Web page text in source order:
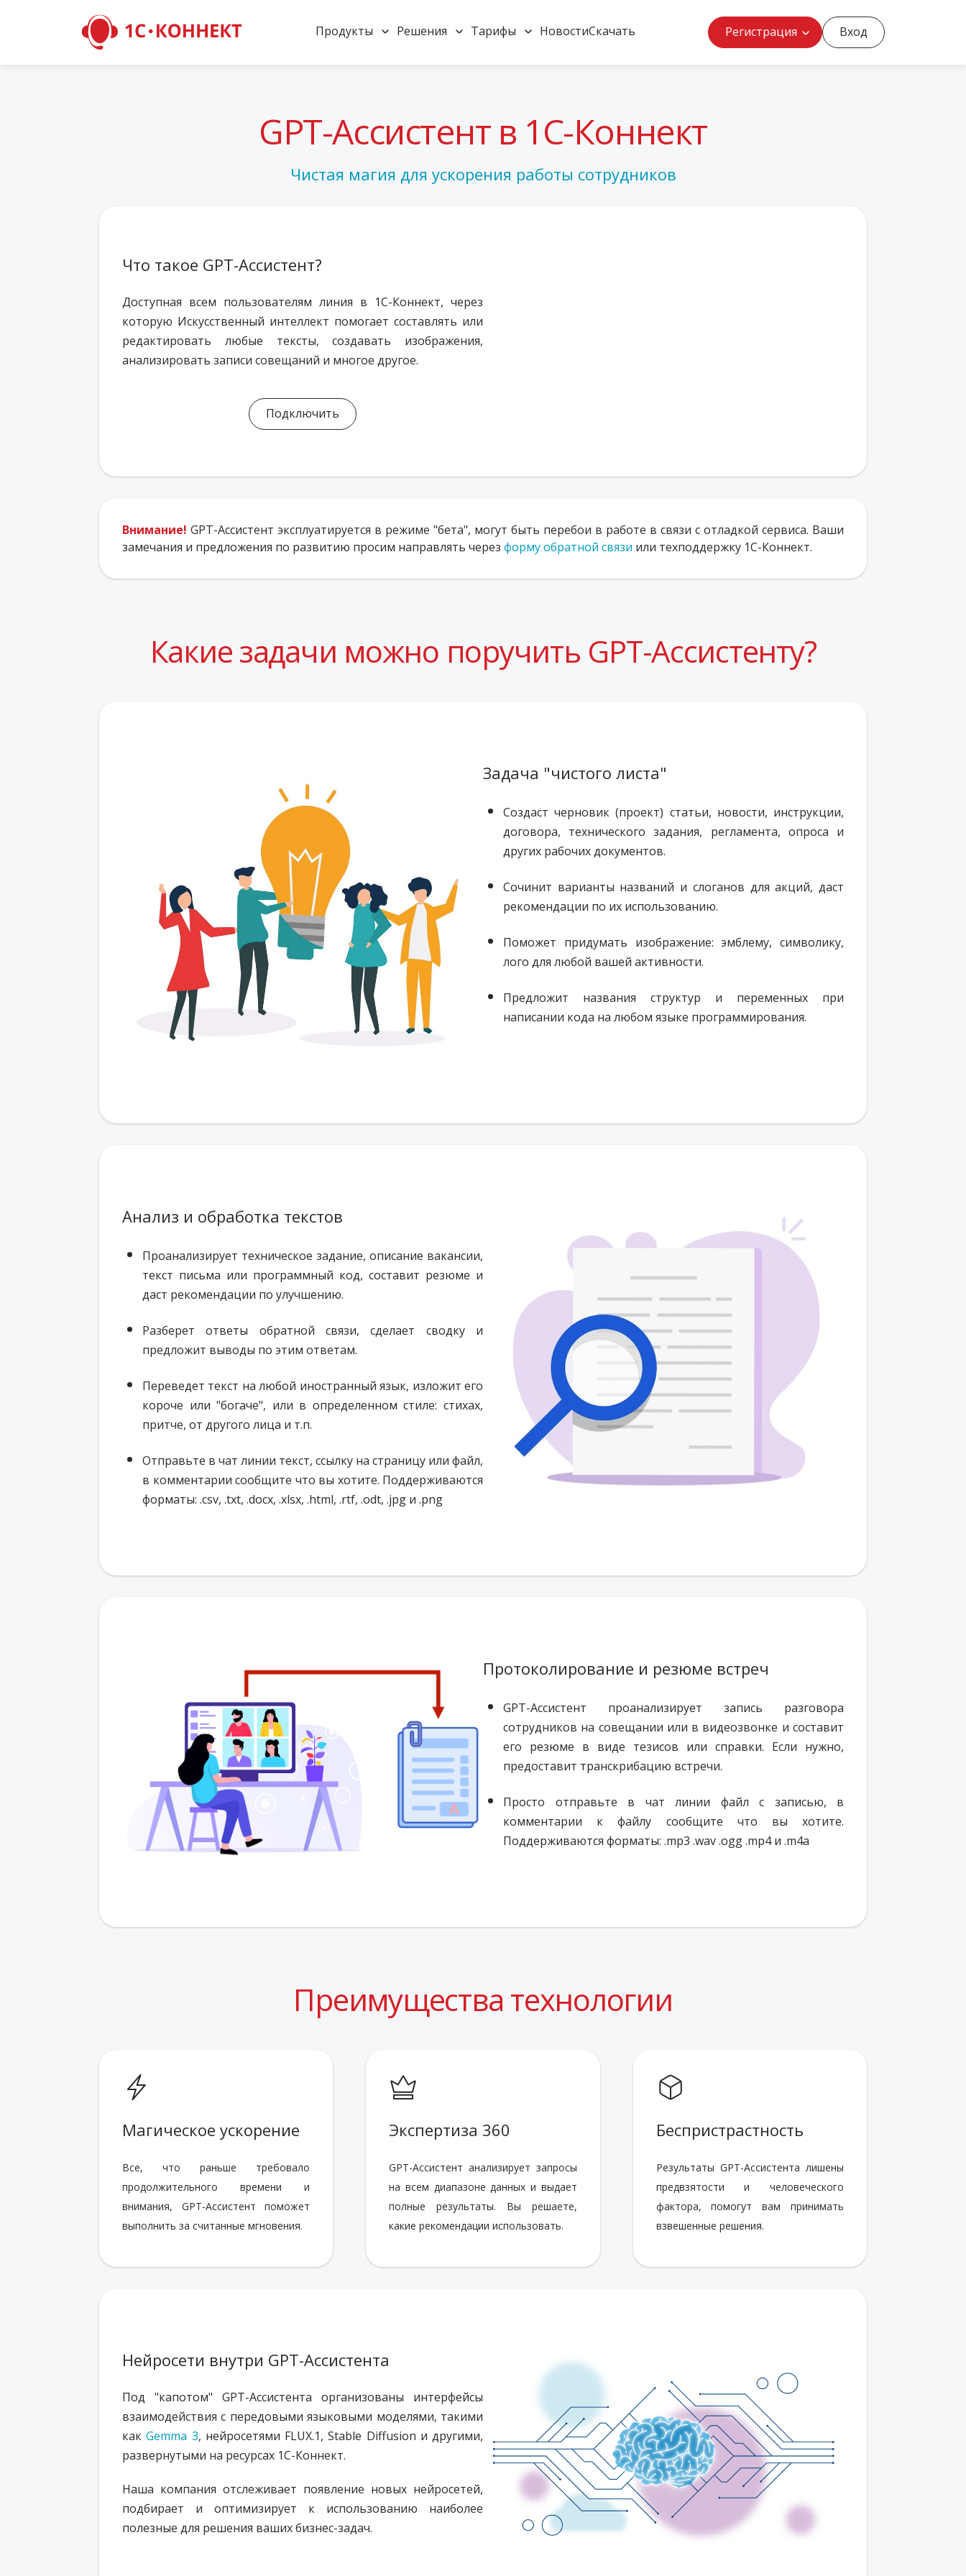
Продукты Решения Тарифы НовостиСкачать Регистрация Вход
GPT-Ассистент в 1С-Коннект
Чистая магия для ускорения работы сотрудников
Что такое GPT-Ассистент?
Доступная всем пользователям линия в 1С-Коннект, через
которую Искусственный интеллект помогает составлять или
редактировать любые тексты, создавать изображения,
анализировать записи совещаний и многое другое.
Подключить
Внимание! GPT-Ассистент эксплуатируется в режиме "бета", могут быть перебои в работе в связи с отладкой сервиса. Ваши
замечания и предложения по развитию просим направлять через форму обратной связи или техподдержку 1С-Коннект.
Какие задачи можно поручить GPT-Ассистенту?
Задача "чистого листа"
Создаст черновик (проект) статьи, новости, инструкции,
договора, технического задания, регламента, опроса и
других рабочих документов.
Сочинит варианты названий и слоганов для акций, даст
рекомендации по их использованию.
Поможет придумать изображение: эмблему, символику,
лого для любой вашей активности.
Предложит названия структур и переменных при
написании кода на любом языке программирования.
Анализ и обработка текстов
Проанализирует техническое задание, описание вакансии,
текст письма или программный код, составит резюме и
даст рекомендации по улучшению.
Разберет ответы обратной связи, сделает сводку и
предложит выводы по этим ответам.
Переведет текст на любой иностранный язык, изложит его
короче или "богаче", или в определенном стиле: стихах,
притче, от другого лица и т.п.
Отправьте в чат линии текст, ссылку на страницу или файл,
в комментарии сообщите что вы хотите. Поддерживаются
форматы: .csv, .txt, .docx, .xlsx, .html, .rtf, .odt, .jpg и .png
Протоколирование и резюме встреч
GPT-Ассистент проанализирует запись разговора
сотрудников на совещании или в видеозвонке и составит
его резюме в виде тезисов или справки. Если нужно,
предоставит транскрибацию встречи.
Просто отправьте в чат линии файл с записью, в
комментарии к файлу сообщите что вы хотите.
Поддерживаются форматы: .mp3 .wav .ogg .mp4 и .m4a
Преимущества технологии
Магическое ускорение
Все, что раньше требовало
продолжительного времени и
внимания, GPT-Ассистент поможет
выполнить за считанные мгновения.
Экспертиза 360
GPT-Ассистент анализирует запросы
на всем диапазоне данных и выдает
полные результаты. Вы решаете,
какие рекомендации использовать.
Беспристрастность
Результаты GPT-Ассистента лишены
предвзятости и человеческого
фактора, помогут вам принимать
взвешенные решения.
Нейросети внутри GPT-Ассистента
Под "капотом" GPT-Ассистента организованы интерфейсы
взаимодействия с передовыми языковыми моделями, такими
какGemma 3, нейросетями FLUX.1, Stable Diffusion и другими,
развернутыми на ресурсах 1С-Коннект.
Наша компания отслеживает появление новых нейросетей,
подбирает и оптимизирует к использованию наиболее
полезные для решения ваших бизнес-задач.